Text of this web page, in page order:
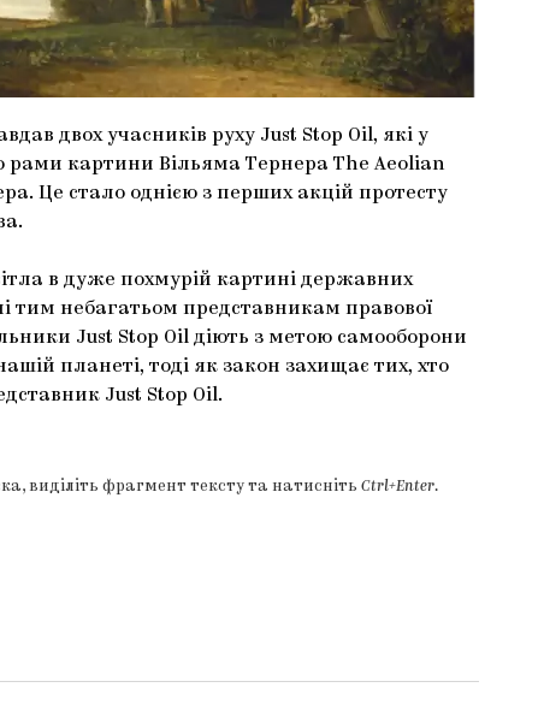
двох учасників руху Just Stop Oil, які у
рами картини Вільяма Тернера The Aeolian
Це стало однією з перших акцій протесту
в дуже похмурій картині державних
тим небагатьом представникам правової
Just Stop Oil діють з метою самооборони
планеті, тоді як закон захищає тих, хто
Just Stop Oil.
виділіть фрагмент тексту та натисніть Ctrl+Enter.